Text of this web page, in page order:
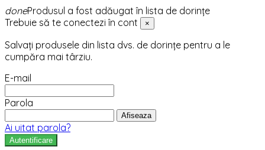
doneProdusul a fost adăugat în lista de dorințe
Trebuie să te conectezi în cont
×
Salvați produsele din lista dvs. de dorințe pentru a le
cumpăra mai târziu.
E-mail
Parola
Afiseaza
Ai uitat parola?
Autentificare